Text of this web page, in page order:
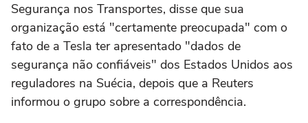
Segurança nos Transportes, disse que sua
organização está "certamente preocupada" com o
fato de a Tesla ter apresentado "dados de
segurança não confiáveis" dos Estados Unidos ‌aos
reguladores na Suécia, depois que a Reuters
informou o grupo sobre a correspondência.